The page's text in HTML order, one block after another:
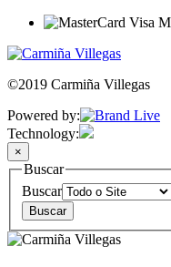
©2019 Carmiña Villegas
Powered by:
Technology:
×
Buscar
Buscar